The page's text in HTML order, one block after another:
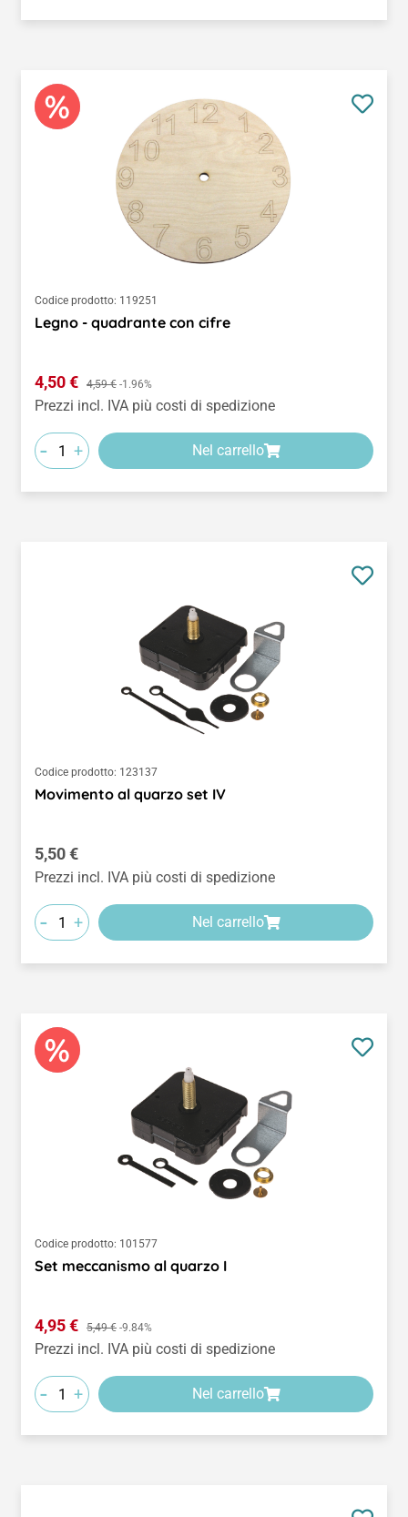
Codice prodotto: 119251
Legno - quadrante con cifre
Prezzo di vendita:
4,50 € Prezzo normale:
4,59 € -1.96%
Prezzi incl. IVA più costi di spedizione
- + Nel carrello
Codice prodotto: 123137
Movimento al quarzo set IV
Prezzo normale:
5,50 €
Prezzi incl. IVA più costi di spedizione
- + Nel carrello
Codice prodotto: 101577
Set meccanismo al quarzo I
Prezzo di vendita:
4,95 € Prezzo normale:
5,49 € -9.84%
Prezzi incl. IVA più costi di spedizione
- + Nel carrello